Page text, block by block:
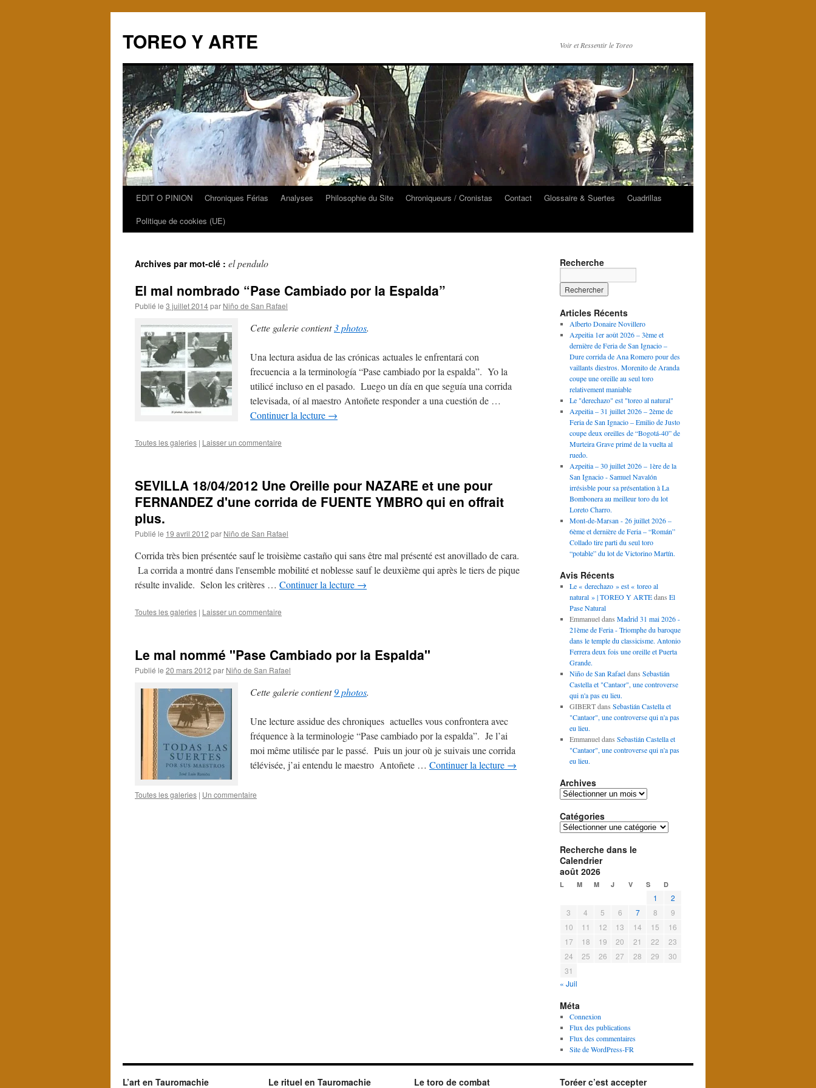
TOREO Y ARTE Voir et Ressentir le Toreo
AllerEDIT O PINION Chroniques Férias Analyses Philosophie du Site Chroniqueurs / Cronistas Contact Glossaire & Suertes
Cuadrillas
Politique de cookies (UE)
Archives par mot-clé : el pendulo
El mal nombrado “Pase Cambiado por la Espalda”
Publié le 3 juillet 2014par Niño de San Rafael
Cette galerie contient3 photos.
Una lectura asidua de las crónicas actuales le enfrentará con
frecuencia a la terminología “Pase cambiado por la espalda”. Yo la
utilicé incluso en el pasado. Luego un día en que seguía una corrida
televisada, oí al maestro Antoñete responder a una cuestión de …
Continuer la lecture →
Toutes les galeries | Laisser un commentaire
SEVILLA 18/04/2012 Une Oreille pour NAZARE et une pour
FERNANDEZ d'une corrida de FUENTE YMBRO qui en offrait
plus.
Publié le 19 avril 2012 par Niño de San Rafael
Corrida très bien présentée sauf le troisième castaño qui sans être mal présenté est anovillado de cara.
La corrida a montré dans l'ensemble mobilité et noblesse sauf le deuxième qui après le tiers de pique
résulte invalide. Selon les critères … Continuer la lecture →
Toutes les galeries | Laisser un commentaire
Le mal nommé "Pase Cambiado por la Espalda"
Publié le 20 mars 2012 par Niño de San Rafael
Cette galerie contient9 photos.
Une lecture assidue des chroniques actuelles vous confrontera avec
fréquence à la terminologie “Pase cambiado por la espalda”. Je l’ai
moi même utilisée par le passé. Puis un jour où je suivais une corrida
télévisée, j’ai entendu le maestro Antoñete … Continuer la lecture →
Toutes les galeries | Un commentaire
Recherche
Articles Récents
Alberto Donaire Novillero
Azpeitia 1er août 2026 – 3ème et
dernière de Feria de San Ignacio –
Dure corrida de Ana Romero pour des
vaillants diestros. Morenito de Aranda
coupe une oreille au seul toro
relativement maniable
Le "derechazo" est "toreo al natural"
Azpeitia – 31 juillet 2026 – 2ème de
Feria de San Ignacio – Emilio de Justo
coupe deux oreilles de “Bogotá-40” de
Murteira Grave primé de la vuelta al
ruedo.
Azpeitia – 30 juillet 2026 – 1ère de la
San Ignacio - Samuel Navalón
irrésisble pour sa présentation à La
Bombonera au meilleur toro du lot
Loreto Charro.
Mont-de-Marsan - 26 juillet 2026 –
6ème et dernière de Feria – “Román”
Collado tire parti du seul toro
“potable” du lot de Victorino Martín.
Avis Récents
Le « derechazo » est « toreo al
natural » | TOREO Y ARTEdans El
Pase Natural
Emmanueldans Madrid 31 mai 2026 -
21ème de Feria - Triomphe du baroque
dans le temple du classicisme. Antonio
Ferrera deux fois une oreille et Puerta
Grande.
Niño de San Rafaeldans Sebastián
Castella et "Cantaor", une controverse
qui n'a pas eu lieu.
GIBERTdans Sebastián Castella et
"Cantaor", une controverse qui n'a pas
eu lieu.
Emmanueldans Sebastián Castella et
"Cantaor", une controverse qui n'a pas
eu lieu.
Archives
Archives
Catégories
Catégories
Recherche dans le
Calendrier
août 2026
L M M J V S D
1
2
3
4 5 6 7 8
9
10
11 12 13 14 15
16
17
18 19 20 21 22
23
24
25 26 27 28 29
30
31
« Juil
Méta
Connexion
Flux des publications
Flux des commentaires
Site de WordPress-FR
L’art en Tauromachie Le rituel en Tauromachie Le toro de combat
Toréer c’est accepter